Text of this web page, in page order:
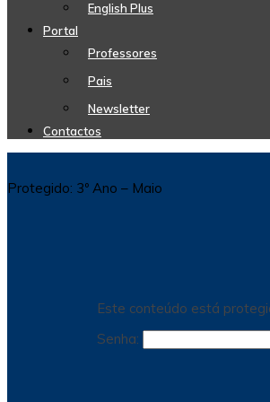
English Plus
Portal
Professores
Pais
Newsletter
Contactos
Protegido: 3º Ano – Maio
Este conteúdo está
Senha: